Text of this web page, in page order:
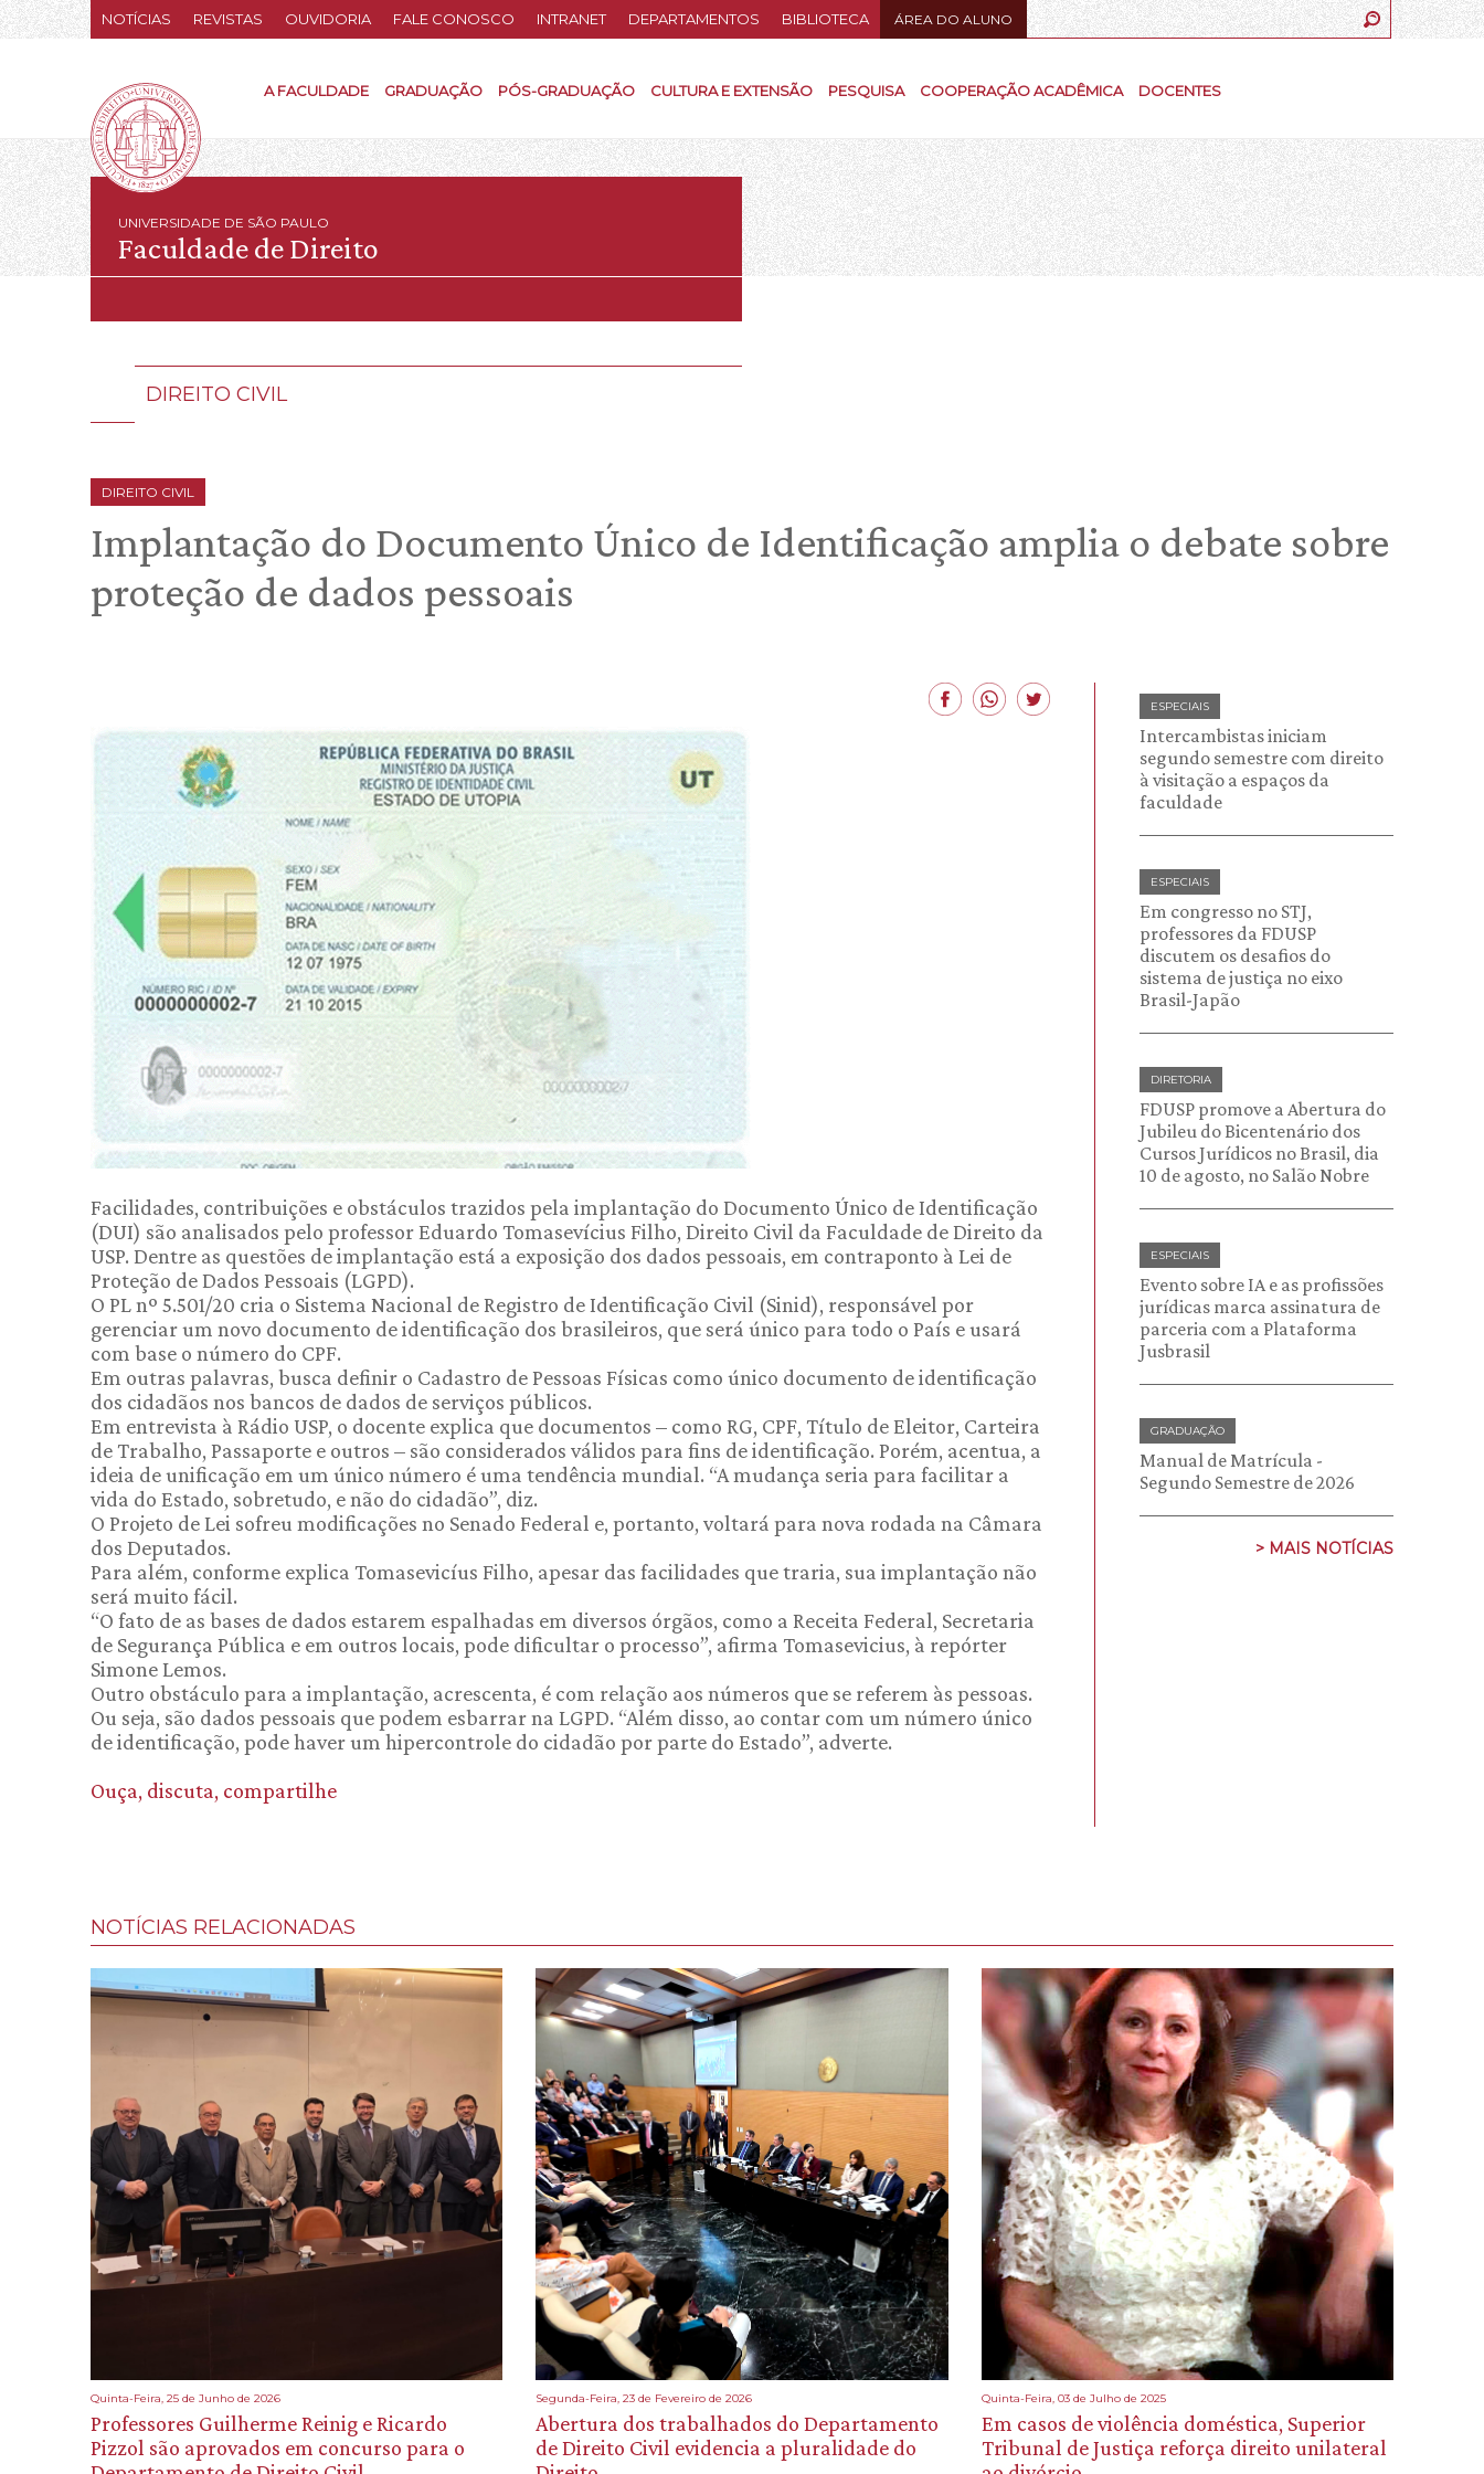
NOTÍCIAS REVISTAS OUVIDORIA FALE CONOSCO INTRANET DEPARTAMENTOS BIBLIOTECA ÁREA DO ALUNO
A FACULDADE GRADUAÇÃO PÓS-GRADUAÇÃO CULTURA E EXTENSÃO PESQUISA COOPERAÇÃO ACADÊMICA DOCENTES
UNIVERSIDADE DE SÃO PAULO
Faculdade de Direito
DIREITO CIVIL
DIREITO CIVIL
Implantação do Documento Único de Identificação amplia o debate sobre
proteção de dados pessoais
Facilidades, contribuições e obstáculos trazidos pela implantação do Documento Único de Identificação
(DUI) são analisados pelo professor Eduardo Tomasevícius Filho, Direito Civil da Faculdade de Direito da
USP. Dentre as questões de implantação está a exposição dos dados pessoais, em contraponto à Lei de
Proteção de Dados Pessoais (LGPD).
O PL nº 5.501/20 cria o Sistema Nacional de Registro de Identificação Civil (Sinid), responsável por
gerenciar um novo documento de identificação dos brasileiros, que será único para todo o País e usará
com base o número do CPF.
Em outras palavras, busca definir o Cadastro de Pessoas Físicas como único documento de identificação
dos cidadãos nos bancos de dados de serviços públicos.
Em entrevista à Rádio USP, o docente explica que documentos – como RG, CPF, Título de Eleitor, Carteira
de Trabalho, Passaporte e outros – são considerados válidos para fins de identificação. Porém, acentua, a
ideia de unificação em um único número é uma tendência mundial. “A mudança seria para facilitar a
vida do Estado, sobretudo, e não do cidadão”, diz.
O Projeto de Lei sofreu modificações no Senado Federal e, portanto, voltará para nova rodada na Câmara
dos Deputados.
Para além, conforme explica Tomasevicíus Filho, apesar das facilidades que traria, sua implantação não
será muito fácil.
“O fato de as bases de dados estarem espalhadas em diversos órgãos, como a Receita Federal, Secretaria
de Segurança Pública e em outros locais, pode dificultar o processo”, afirma Tomasevicius, à repórter
Simone Lemos.
Outro obstáculo para a implantação, acrescenta, é com relação aos números que se referem às pessoas.
Ou seja, são dados pessoais que podem esbarrar na LGPD. “Além disso, ao contar com um número único
de identificação, pode haver um hipercontrole do cidadão por parte do Estado”, adverte.
Ouça, discuta, compartilhe
ESPECIAIS
Intercambistas iniciam
segundo semestre com direito
à visitação a espaços da
faculdade
ESPECIAIS
Em congresso no STJ,
professores da FDUSP
discutem os desafios do
sistema de justiça no eixo
Brasil-Japão
DIRETORIA
FDUSP promove a Abertura do
Jubileu do Bicentenário dos
Cursos Jurídicos no Brasil, dia
10 de agosto, no Salão Nobre
ESPECIAIS
Evento sobre IA e as profissões
jurídicas marca assinatura de
parceria com a Plataforma
Jusbrasil
GRADUAÇÃO
Manual de Matrícula -
Segundo Semestre de 2026
> MAIS NOTÍCIAS
NOTÍCIAS RELACIONADAS
Quinta-Feira, 25 de Junho de 2026
Professores Guilherme Reinig e Ricardo
Pizzol são aprovados em concurso para o
Segunda-Feira, 23 de Fevereiro de 2026
Abertura dos trabalhados do Departamento
de Direito Civil evidencia a pluralidade do
Quinta-Feira, 03 de Julho de 2025
Em casos de violência doméstica, Superior
Tribunal de Justiça reforça direito unilateral